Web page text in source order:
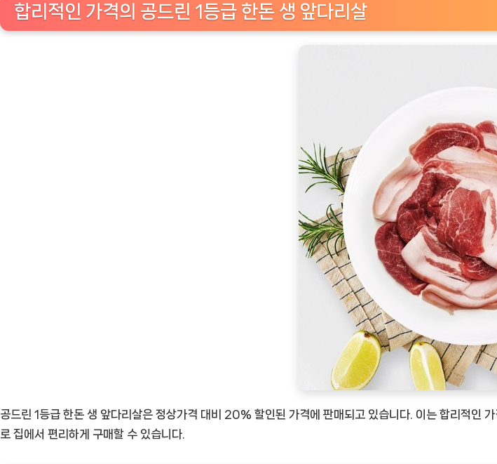
합리적인 가격의 공드린 1등급 한돈 생 앞다리살
공드린 1등급 한돈 생 앞다리살은 정상가격 대비 20% 할인된 가격에 판매되고 있습니다. 이는 합리적인
로 집에서 편리하게 구매할 수 있습니다.